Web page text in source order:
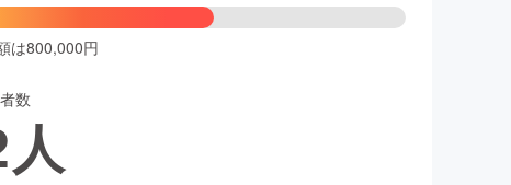
ア
は800,000円
数
人